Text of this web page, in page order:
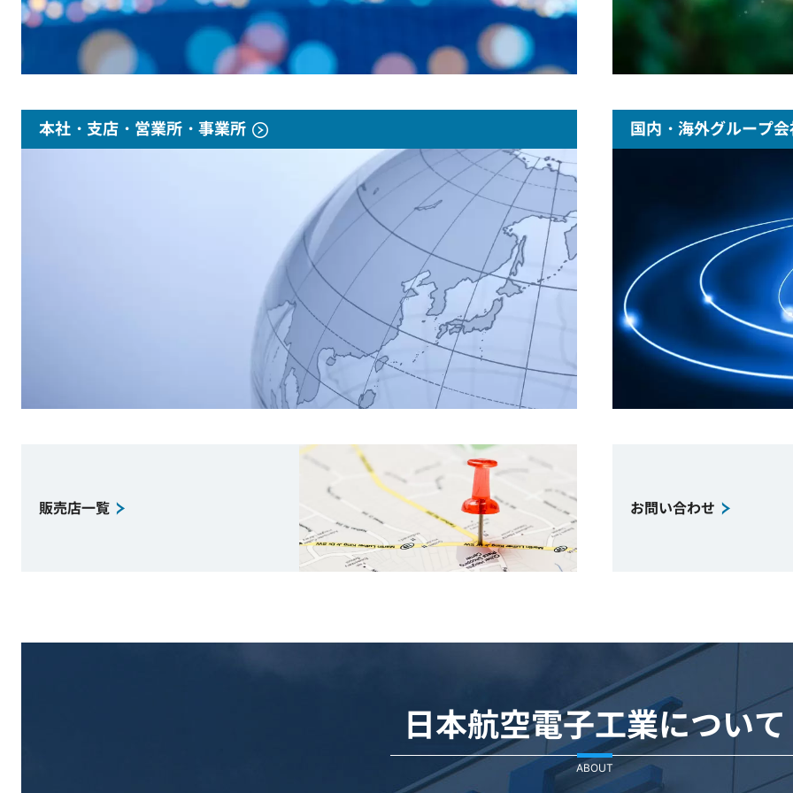
本社・支店・営業所・事業所 国内・海外グループ会
販売店一覧 お問い合わせ
日本航空電子工業について
ABOUT